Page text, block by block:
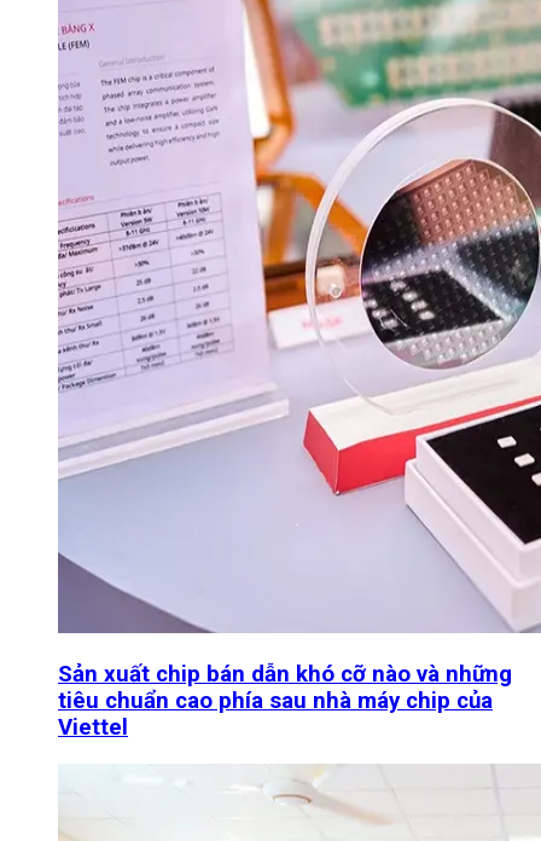
Sản xuất chip bán dẫn khó cỡ nào và những
tiêu chuẩn cao phía sau nhà máy chip của
Viettel